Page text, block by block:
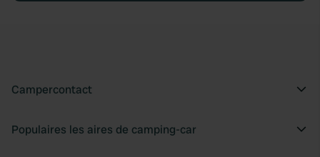
Campercontact
Populaires les aires de camping-car